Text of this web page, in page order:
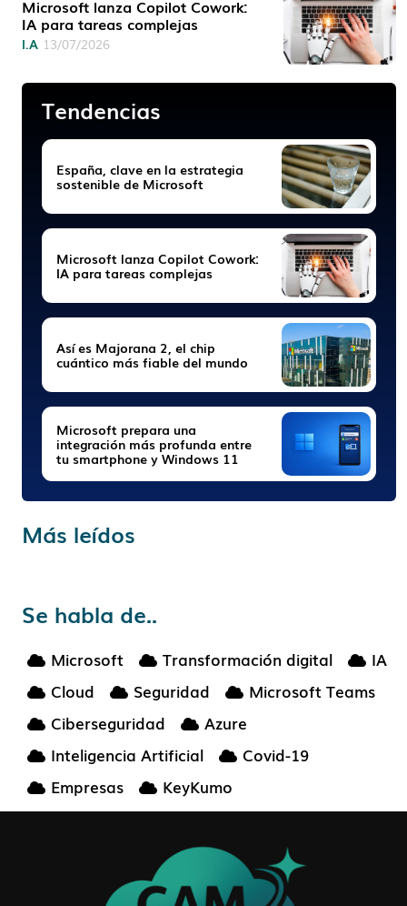
Microsoft lanza Copilot Cowork:
IA para tareas complejas
I.A 13/07/2026
Tendencias
España, clave en la estrategia
sostenible de Microsoft
Microsoft lanza Copilot Cowork:
IA para tareas complejas
Así es Majorana 2, el chip
cuántico más fiable del mundo
Microsoft prepara una
integración más profunda entre
tu smartphone y Windows 11
Más leídos
Se habla de..
Microsoft Transformación digital
IA
Cloud
Seguridad
Microsoft Teams
Ciberseguridad
Azure
Inteligencia Artificial
Covid-19
Empresas
KeyKumo